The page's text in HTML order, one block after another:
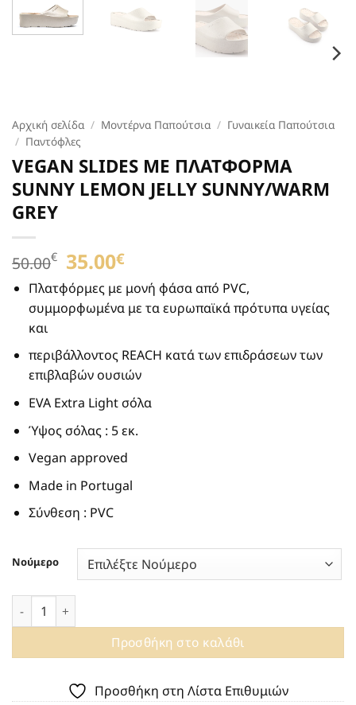
Αρχική σελίδα / Μοντέρνα Παπούτσια / Γυναικεία Παπούτσια
/ Παντόφλες
VEGAN SLIDES ΜΕ ΠΛΑΤΦΟΡΜΑ
SUNNY LEMON JELLY SUNNY/WARM
GREY
50.00€ Original
price
was:
50.00€.
35.00€Η
τιμή
είναι:
35.00€.
Πλατφόρμες με μονή φάσα από PVC,
συμμορφωμένα με τα ευρωπαϊκά πρότυπα υγείας
και
περιβάλλοντος REACH κατά των επιδράσεων των
επιβλαβών ουσιών
EVA Extra Light σόλα
Ύψος σόλας : 5 εκ.
Vegan approved
Made in Portugal
Σύνθεση : PVC
Νούμερο
VEGAN SLIDES ΜΕ ΠΛΑΤΦΟΡΜΑ SUNNY LEMON JELLY
Προσθήκη στο καλάθι
Προσθήκη στη Λίστα Επιθυμιών